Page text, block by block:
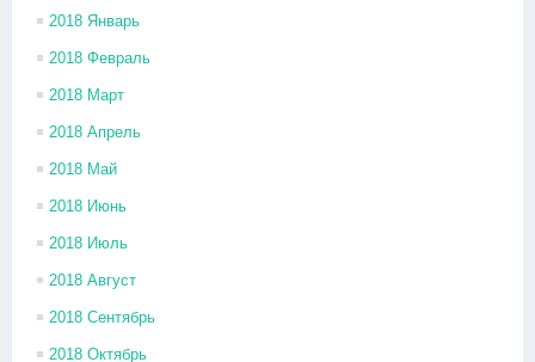
2018 Январь
2018 Февраль
2018 Март
2018 Апрель
2018 Май
2018 Июнь
2018 Июль
2018 Август
2018 Сентябрь
2018 Октябрь